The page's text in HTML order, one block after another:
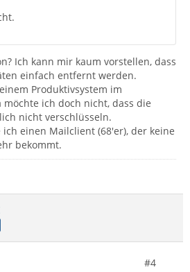
Ich kann mir kaum vorstellen, dass
einfach entfernt werden.
Produktivsystem im
möchte ich doch nicht, dass die
nicht verschlüsseln.
ich einen Mailclient (68'er), der keine
bekommt.
#4